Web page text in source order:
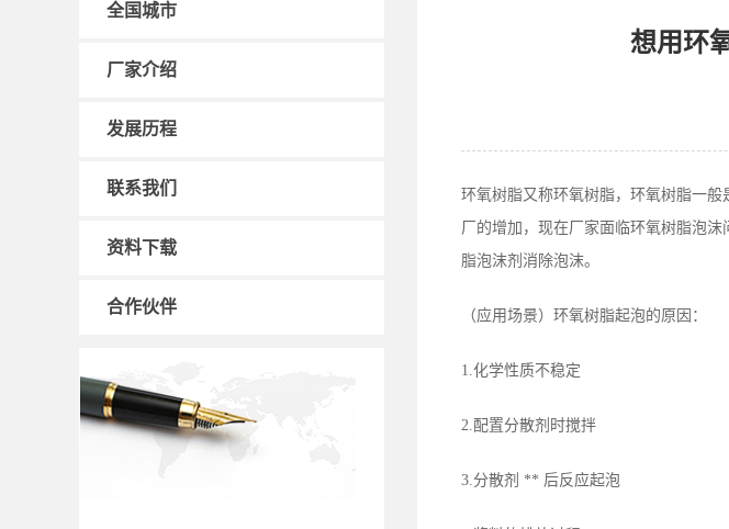
全国城市
厂家介绍
发展历程
联系我们
资料下载
合作伙伴
想用环
环氧树脂又称环氧树脂，环氧树脂一
厂的增加，现在厂家面临环氧树脂泡
脂泡沫剂消除泡沫。
（应用场景）环氧树脂起泡的原因：
1.化学性质不稳定
2.配置分散剂时搅拌
3.分散剂 ** 后反应起泡